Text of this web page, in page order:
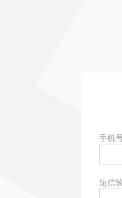
手机
短信